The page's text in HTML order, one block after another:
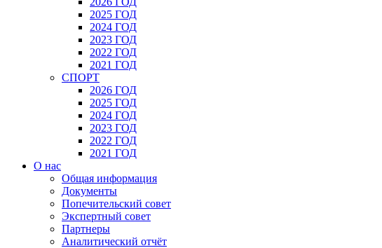
2025 ГОД
2024 ГОД
2023 ГОД
2022 ГОД
2021 ГОД
СПОРТ
2026 ГОД
2025 ГОД
2024 ГОД
2023 ГОД
2022 ГОД
2021 ГОД
О нас
Общая информация
Документы
Попечительский совет
Экспертный совет
Партнеры
Аналитический отчёт